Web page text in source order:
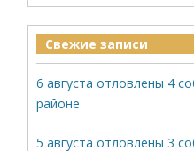
Свежие записи
6 августа отловлены 4
районе
5 августа отловлены 3